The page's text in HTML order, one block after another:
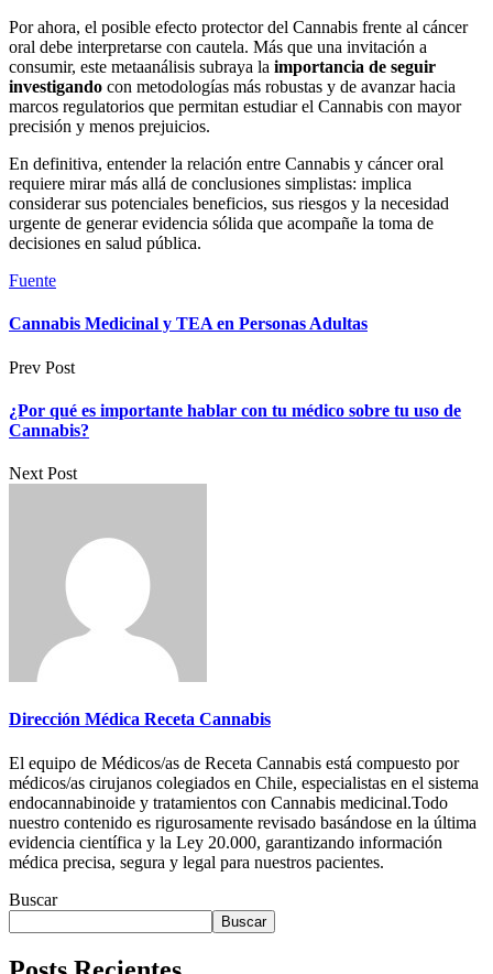
Por ahora, el posible efecto protector del Cannabis frente al cáncer
oral debe interpretarse con cautela. Más que una invitación a
consumir, este metaanálisis subraya la importancia de seguir
investigando con metodologías más robustas y de avanzar hacia
marcos regulatorios que permitan estudiar el Cannabis con mayor
precisión y menos prejuicios.
En definitiva, entender la relación entre Cannabis y cáncer oral
requiere mirar más allá de conclusiones simplistas: implica
considerar sus potenciales beneficios, sus riesgos y la necesidad
urgente de generar evidencia sólida que acompañe la toma de
decisiones en salud pública.
Fuente
Cannabis Medicinal y TEA en Personas Adultas
Prev Post
¿Por qué es importante hablar con tu médico sobre tu uso de
Cannabis?
Next Post
Dirección Médica Receta Cannabis
El equipo de Médicos/as de Receta Cannabis está compuesto por
médicos/as cirujanos colegiados en Chile, especialistas en el sistema
endocannabinoide y tratamientos con Cannabis medicinal.Todo
nuestro contenido es rigurosamente revisado basándose en la última
evidencia científica y la Ley 20.000, garantizando información
médica precisa, segura y legal para nuestros pacientes.
Buscar
Buscar